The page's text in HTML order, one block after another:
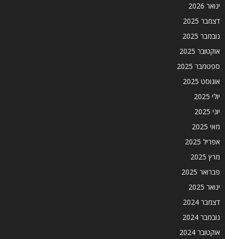
ינואר 2026
דצמבר 2025
נובמבר 2025
אוקטובר 2025
ספטמבר 2025
אוגוסט 2025
יולי 2025
יוני 2025
מאי 2025
אפריל 2025
מרץ 2025
פברואר 2025
ינואר 2025
דצמבר 2024
נובמבר 2024
אוקטובר 2024